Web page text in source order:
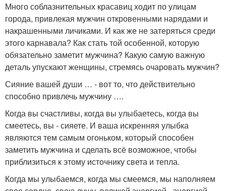
Много соблазнительных красавиц ходит по улицам
города, привлекая мужчин откровенными нарядами и
накрашенными личиками. И как же не затеряться среди
этого карнавала? Как стать той особенной, которую
обязательно заметит мужчина? Какую самую важную
деталь упускают женщины, стремясь очаровать мужчин?
Сияние вашей души … - вот то, что действительно
способно привлечь мужчину ….
Когда вы счастливы, когда вы улыбаетесь, когда вы
смеетесь, вы - сияете. И ваша искренняя улыбка
являются тем самым огоньком, который способен
заметить мужчина и сделать всё возможное, чтобы
приблизиться к этому источнику света и тепла.
Когда мы улыбаемся, когда мы смеемся, мы наполняем